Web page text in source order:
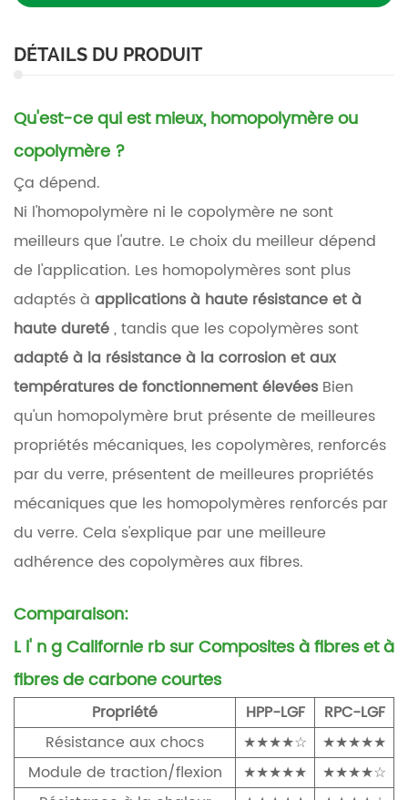
DÉTAILS DU PRODUIT
Qu'est-ce qui est mieux, homopolymère ou
copolymère ?
Ça dépend.
Ni l'homopolymère ni le copolymère ne sont
meilleurs que l'autre. Le choix du meilleur dépend
de l'application. Les homopolymères sont plus
adaptés à applications à haute résistance et à
haute dureté, tandis que les copolymères sont
adapté à la résistance à la corrosion et aux
températures de fonctionnement élevées Bien
qu'un homopolymère brut présente de meilleures
propriétés mécaniques, les copolymères, renforcés
par du verre, présentent de meilleures propriétés
mécaniques que les homopolymères renforcés par
du verre. Cela s'explique par une meilleure
adhérence des copolymères aux fibres.
Comparaison:
L l' ngCalifornie rb surComposites à fibres et à
fibres de carbone courtes
Propriété HPP-LGF
RPC-LGF
Résistance aux chocs
★★★★☆
★★★★★
Module de traction/flexion
★★★★★
★★★★☆